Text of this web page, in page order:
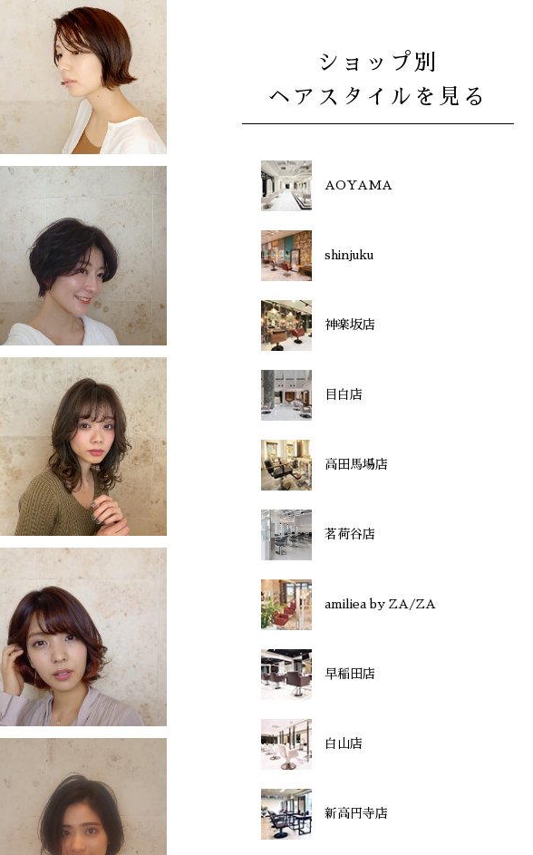
ショップ別
ヘアスタイルを見る
AOYAMA
shinjuku
神楽坂店
目白店
高田馬場店
茗荷谷店
amiliea by ZA/ZA
早稲田店
白山店
新高円寺店